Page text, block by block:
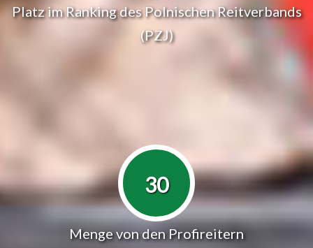
Platz im Ranking des Polnischen Reitverbands
(PZJ)
30
Menge von den Profireitern